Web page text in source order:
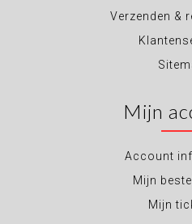
Verzenden &
Mijn
Account
Mijn
Mijn